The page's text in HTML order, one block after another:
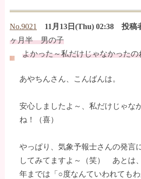
No.9021 11月13日(Thu) 02:38 投稿
ヶ月半 男の子
よかった～私だけじゃなかったの
あやちんさん、こんばんは。
安心しましたよ～、私だけじゃな
ね！（喜）
やっぱり、気象予報士さんの発言
してみてますよ～（笑） あとは
年までは「○度なんていわれても